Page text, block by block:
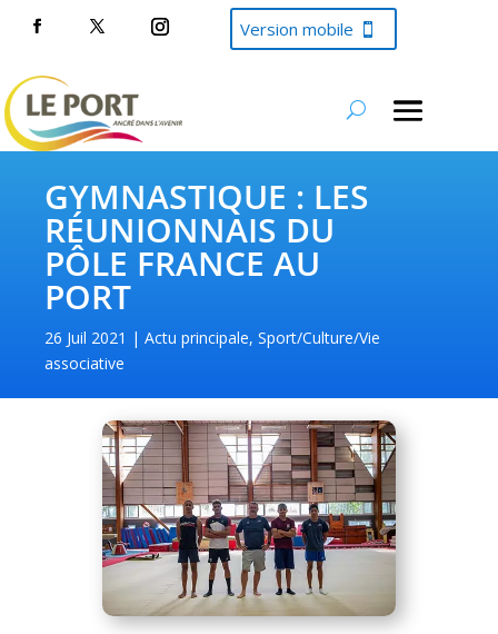
Version mobile
GYMNASTIQUE : LES
RÉUNIONNAIS DU
PÔLE FRANCE AU
PORT
26 Juil 2021 Actu principale,Sport/Culture/Vie
associative